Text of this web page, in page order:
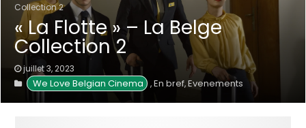
Collection 2
« La Flotte » – La Belge
Collection 2
juillet 3, 2023
We Love Belgian Cinema ,En bref,Evenements